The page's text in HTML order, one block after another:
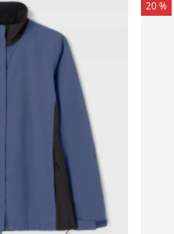
20 %